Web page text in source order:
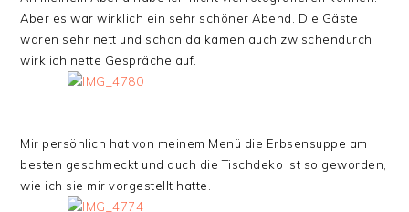
Aber es war wirklich ein sehr schöner Abend. Die Gäste
waren sehr nett und schon da kamen auch zwischendurch
wirklich nette Gespräche auf.
Mir persönlich hat von meinem Menü die Erbsensuppe am
besten geschmeckt und auch die Tischdeko ist so geworden,
wie ich sie mir vorgestellt hatte.